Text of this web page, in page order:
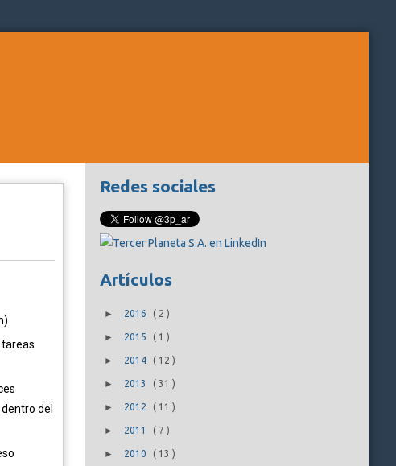
tareas
del
Redes sociales
Artículos
► 2016 ( 2)
► 2015 ( 1)
► 2014 ( 12)
► 2013 (31)
► 2012 ( 11)
► 2011 ( 7)
► 2010 ( 13)